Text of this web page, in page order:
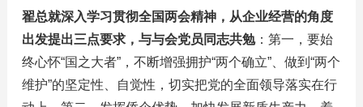
翟总就深入学习贯彻全国两会精神，从企业经营的角度
出发提出三点要求，与与会党员同志共勉：第一，要始
终心怀“国之大者”，不断增强拥护“两个确立”、做到“两个
维护”的坚定性、自觉性，切实把党的全面领导落实在行